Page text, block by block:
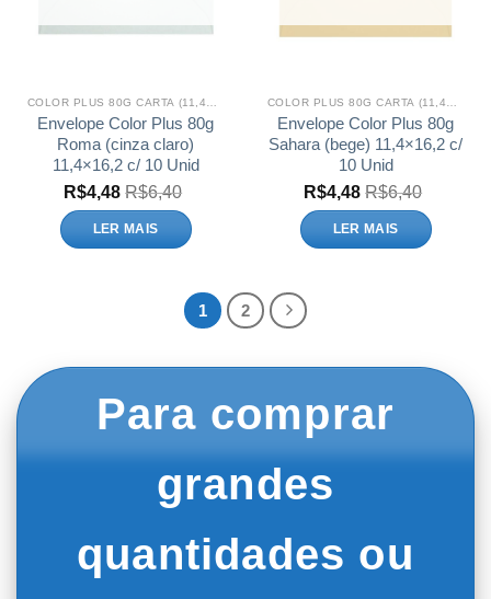
Envelope Color Plus 80g
Roma (cinza claro)
11,4×16,2 c/ 10 Unid
R$4,48 R$6,40
LER MAIS
Envelope Color Plus 80g
Sahara (bege) 11,4×16,2 c/
10 Unid
R$4,48 R$6,40
LER MAIS
1 2
Para comprar
grandes
quantidades ou